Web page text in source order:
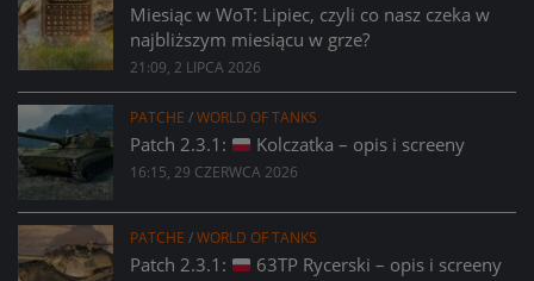
Miesiąc w WoT: Lipiec, czyli co nasz czeka w
najbliższym miesiącu w grze?
21:09, 2 LIPCA 2026
PATCHE /WORLD OF TANKS
Patch 2.3.1: Kolczatka – opis i screeny
16:15, 29 CZERWCA 2026
PATCHE /WORLD OF TANKS
Patch 2.3.1: 63TP Rycerski – opis i screeny